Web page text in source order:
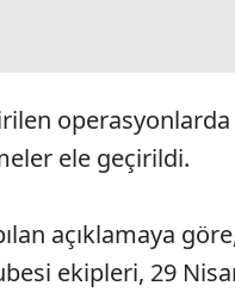
ele geçirildi.
açıklamaya göre,
ekipleri, 29